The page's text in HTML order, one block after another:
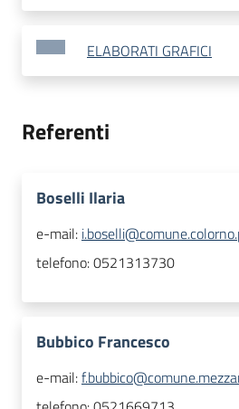
ELABORATI GRAFICI
Referenti
Boselli Ilaria
e-mail:
telefono:0521313730
Bubbico Francesco
e-mail: